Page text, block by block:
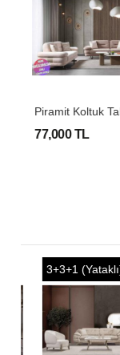
Piramit Koltuk
77,000 TL
3+3+1 (Yataklı)